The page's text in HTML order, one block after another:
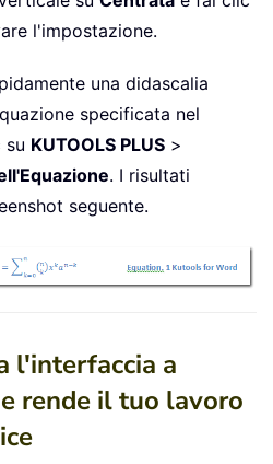
l'impostazione.
una didascalia
specificata nel
su KUTOOLS PLUS >
. I risultati
seguente.
l'interfaccia a
rende il tuo lavoro